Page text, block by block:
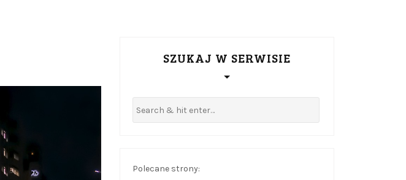
SZUKAJ W SERWISIE
Polecane strony: